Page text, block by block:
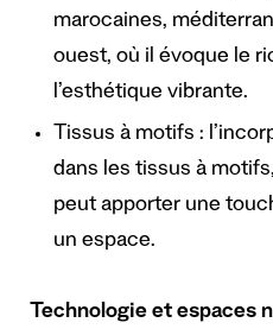
marocaines,
ouest, où il évoque le
l’esthétique vibrante.
Tissus à motifs :
dans les tissus à
peut apporter une
un espace.
Technologie et espaces